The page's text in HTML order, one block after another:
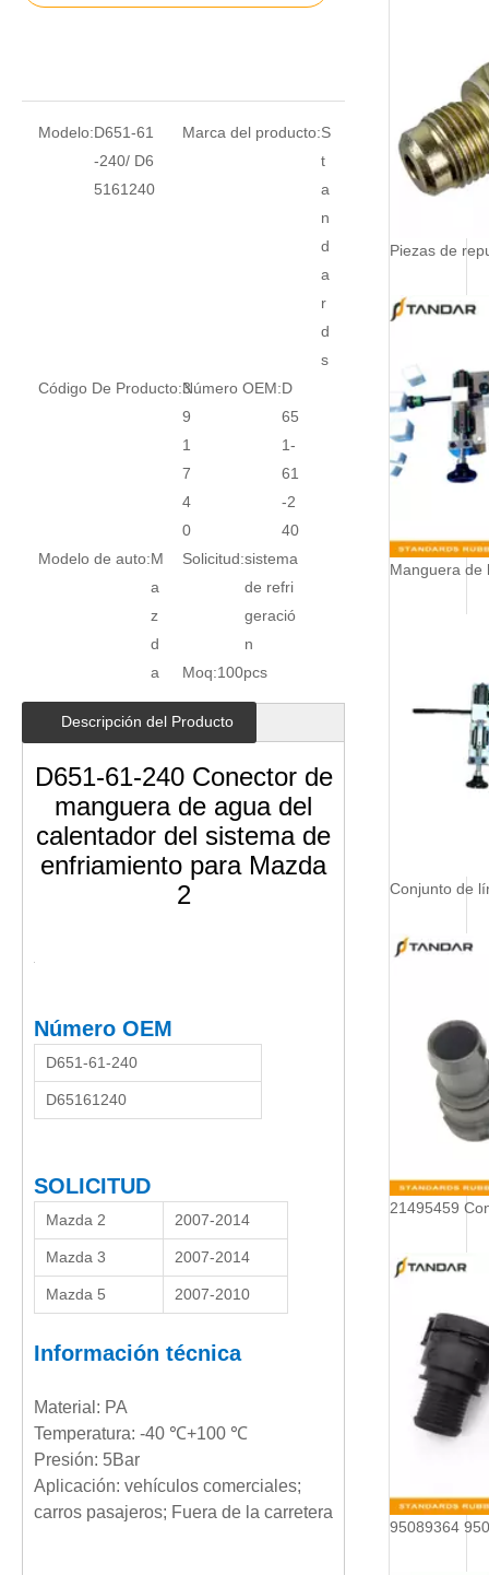
Modelo:D651-61
-240/ D6
5161240
Marca del producto:S
t
a
n
d
a
r
d
s
Código De Producto:3
9
1
7
4
0
Número OEM:D
65
1-
61
-2
40
Modelo de auto:M
a
z
d
a
Solicitud:sistema
de refri
geració
n
Moq:100pcs
Descripción del Producto
D651-61-240 Conector de
manguera de agua del
calentador del sistema de
enfriamiento para Mazda
2
Número OEM
D651-61-240
D65161240
SOLICITUD
Mazda 2 2007-2014
Mazda 3 2007-2014
Mazda 5 2007-2010
Información técnica
Material: PA
Temperatura: -40 ℃+100 ℃
Presión: 5Bar
Aplicación: vehículos comerciales;
carros pasajeros; Fuera de la carretera